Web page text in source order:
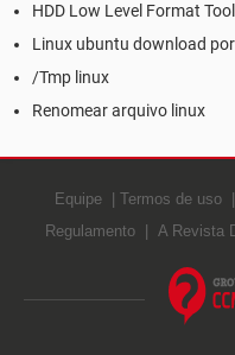
HDD Low Level Format Tool
Linux ubuntu download
/Tmp linux
Renomear arquivo linux
Equipe Termos de uso
Regulamento
A Revista